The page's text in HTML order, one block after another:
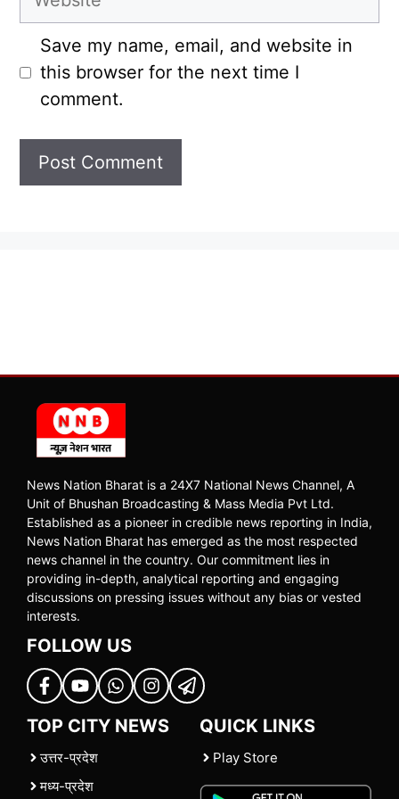
Save my name, email, and website in
this browser for the next time I
comment.
News Nation Bharat is a 24X7 National News Channel, A
Unit of Bhushan Broadcasting & Mass Media Pvt Ltd.
Established as a pioneer in credible news reporting in India,
News Nation Bharat has emerged as the most respected
news channel in the country. Our commitment lies in
providing in-depth, analytical reporting and engaging
discussions on pressing issues without any bias or vested
interests.
FOLLOW US
TOP CITY NEWS
उत्तर-प्रदेश
मध्य-प्रदेश
QUICK LINKS
Play Store